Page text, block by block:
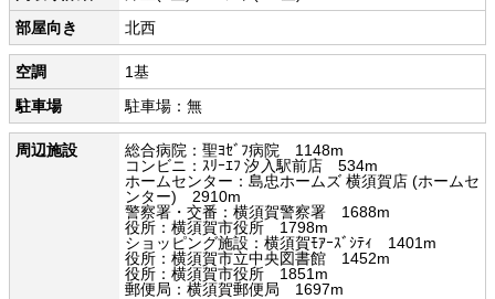
部屋向き
北西
空調
1基
駐車場
駐車場：無
周辺施設
総合病院：聖ﾖｾﾞﾌ病院 1148m
コンビニ：ｽﾘｰｴﾌ 汐入駅前店 534m
ホームセンター：島忠ホームズ 横須賀店 (ホームセ
ンター) 2910m
警察署・交番：横須賀警察署 1688m
役所：横須賀市役所 1798m
ショッピング施設：横須賀ﾓｱｰｽﾞｼﾃｨ 1401m
役所：横須賀市立中央図書館 1452m
役所：横須賀市役所 1851m
郵便局：横須賀郵便局 1697m